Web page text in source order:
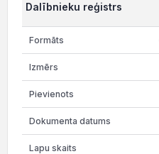
Dalībnieku reģistrs